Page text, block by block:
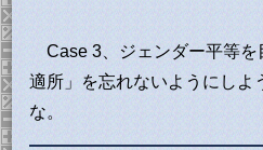
Case 3、ジェンダー平等を
適所」を忘れないようにしよ
な。